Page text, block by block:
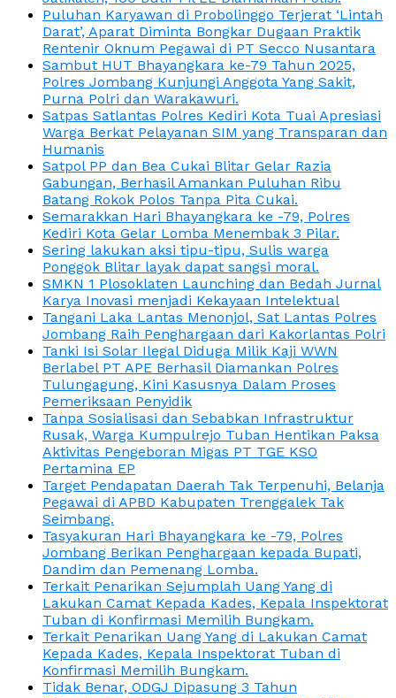
Puluhan Karyawan di Probolinggo Terjerat ‘Lintah
Darat’, Aparat Diminta Bongkar Dugaan Praktik
Rentenir Oknum Pegawai di PT Secco Nusantara
Sambut HUT Bhayangkara ke-79 Tahun 2025,
Polres Jombang Kunjungi Anggota Yang Sakit,
Purna Polri dan Warakawuri.
Satpas Satlantas Polres Kediri Kota Tuai Apresiasi
Warga Berkat Pelayanan SIM yang Transparan dan
Humanis
Satpol PP dan Bea Cukai Blitar Gelar Razia
Gabungan, Berhasil Amankan Puluhan Ribu
Batang Rokok Polos Tanpa Pita Cukai.
Semarakkan Hari Bhayangkara ke -79, Polres
Kediri Kota Gelar Lomba Menembak 3 Pilar.
Sering lakukan aksi tipu-tipu, Sulis warga
Ponggok Blitar layak dapat sangsi moral.
SMKN 1 Plosoklaten Launching dan Bedah Jurnal
Karya Inovasi menjadi Kekayaan Intelektual
Tangani Laka Lantas Menonjol, Sat Lantas Polres
Jombang Raih Penghargaan dari Kakorlantas Polri
Tanki Isi Solar Ilegal Diduga Milik Kaji WWN
Berlabel PT APE Berhasil Diamankan Polres
Tulungagung, Kini Kasusnya Dalam Proses
Pemeriksaan Penyidik
Tanpa Sosialisasi dan Sebabkan Infrastruktur
Rusak, Warga Kumpulrejo Tuban Hentikan Paksa
Aktivitas Pengeboran Migas PT TGE KSO
Pertamina EP
Target Pendapatan Daerah Tak Terpenuhi, Belanja
Pegawai di APBD Kabupaten Trenggalek Tak
Seimbang.
Tasyakuran Hari Bhayangkara ke -79, Polres
Jombang Berikan Penghargaan kepada Bupati,
Dandim dan Pemenang Lomba.
Terkait Penarikan Sejumplah Uang Yang di
Lakukan Camat Kepada Kades, Kepala Inspektorat
Tuban di Konfirmasi Memilih Bungkam.
Terkait Penarikan Uang Yang di Lakukan Camat
Kepada Kades, Kepala Inspektorat Tuban di
Konfirmasi Memilih Bungkam.
Tidak Benar, ODGJ Dipasung 3 Tahun